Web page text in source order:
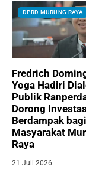
DPRD MURUNG RAYA
Fredrich
Yoga Hadiri
Publik
Dorong
Berdampak bagi
Masyarakat
Raya
21 Juli 2026